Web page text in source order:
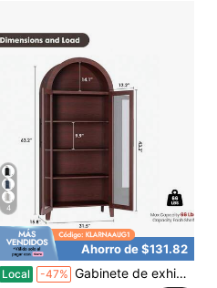
4
Ahorro de $131.82
Local -47% Gabinete de exhibición arqueado de 63" con puertas de vidrio y estantes ajustables - Gabinete de almacenamiento arqueado de 5 niveles para la sala de estar, el comedor, la cocina